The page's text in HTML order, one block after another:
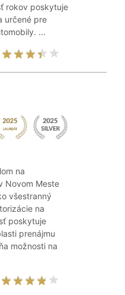
rokov poskytuje
určené pre
...
na
Novom Meste
všestranný
na
poskytuje
prenájmu
možnosti na